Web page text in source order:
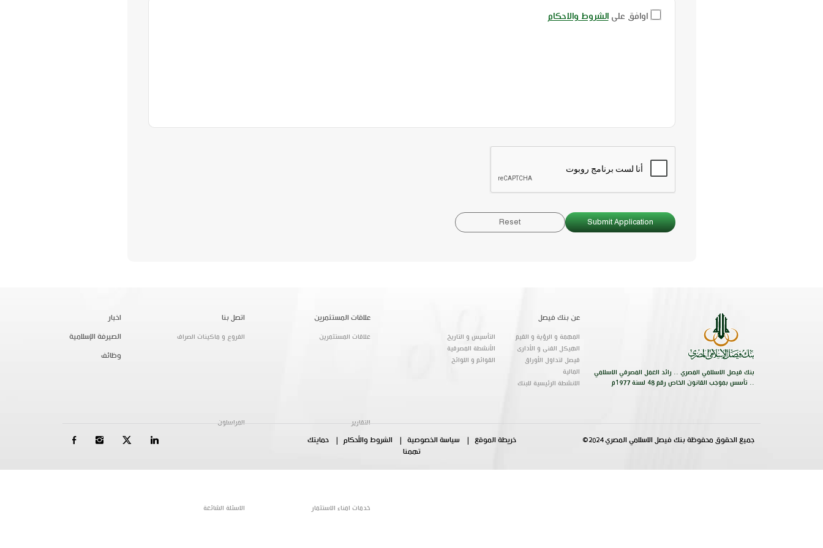
اوافق علىالشروط والاحكام
Submit Application
Reset
بنك فيصل الاسلامي المصري .. رائد العمل المصرفي الاسلامي
.. تأسس بموجب القانون الخاص رقم 48 لسنة 1977م
عن بنك فيصل
المهمة و الرؤية و القيم
التأسيس و التاريخ
الهيكل الفنى و الأدارى
الأنشطة المصرفية
فيصل لتداول الأوراق
المالية
القوائم و اللوائح
الانشطة الرئيسية للبنك
علاقات المستثمرين
علاقات المستثمرين
التقارير
خدمات امناء الاستثمار
اتصل بنا
الفروع و ماكينات الصراف
المراسلون
الاسئلة الشائعة
اخبار
الصيرفة الإسلامية
وظائف
جميع الحقوق محفوظة بنك فيصل الاسلامي المصري 2024© خريطة الموقع سياسة الخصوصية الشروط والأحكام
حمايتك
تهمنا